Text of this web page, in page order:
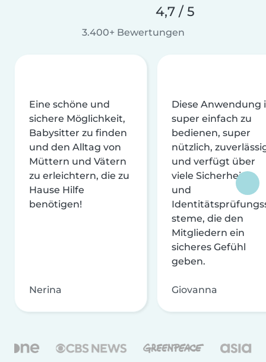
4,7 / 5
3.400+ Bewertungen
Eine schöne und
sichere Möglichkeit,
Babysitter zu finden
und den Alltag von
Müttern und Vätern
zu erleichtern, die zu
Hause Hilfe
benötigen!
Nerina
Diese Anwendung
super einfach zu
bedienen, super
nützlich,
und verfügt über
viele Sicherheits-
und
steme, die den
Mitgliedern ein
sicheres Gefühl
geben.
Giovanna